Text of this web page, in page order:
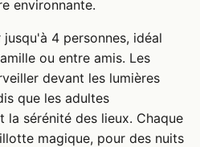
environnante.
4 personnes, idéal
ou entre amis. Les
devant les lumières
que les adultes
la sérénité des lieux. Chaque
magique, pour des nuits